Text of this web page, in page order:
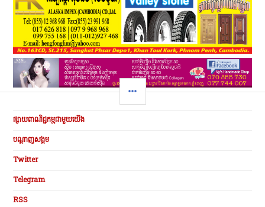
SIDEBAR
ផ្សាយពាណិជ្ជកម្មជាមួយយើង
បណ្ដាញសង្គម
Twitter
Telegram
RSS